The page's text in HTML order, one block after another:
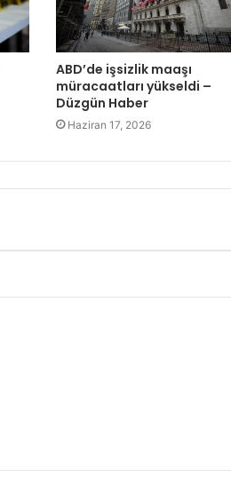
ABD’de işsizlik maaşı
müracaatları yükseldi –
Düzgün Haber
Haziran 17, 2026